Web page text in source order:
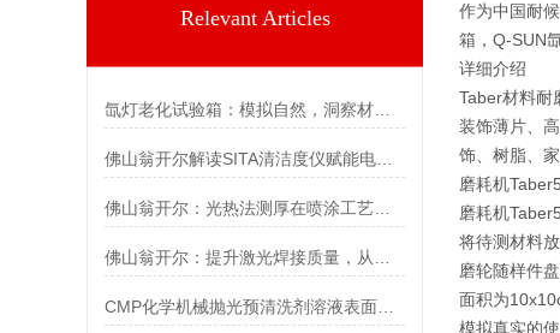
Relevant Articles
氙灯老化试验箱：模拟自然，洞察材料老化奥秘
佛山翁开尔解读SITA清洁度仪赋能电池制造清洁工艺数字化管控
佛山翁开尔：光热法测厚在喷涂工艺窗口控制中的应用
CMP化学机械抛光预清洗剂溶液表面张力测试
作为中国耐
箱，Q-SUN
详细介绍
Taber材料耐
装饰薄片、
饰、树脂、家
磨耗机
磨耗机
将待测材料
磨轮随样件
面积为
模拟真实的